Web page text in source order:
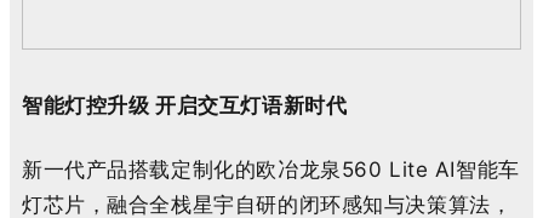
智能灯控升级 开启交互灯语新时代
新一代产品搭载定制化的欧冶龙泉560 Lite AI智能车
灯芯片，融合全栈星宇自研的闭环感知与决策算法，